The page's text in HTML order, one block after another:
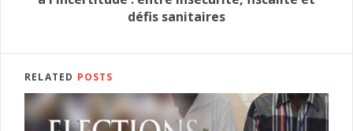
défis sanitaires
RELATED POSTS